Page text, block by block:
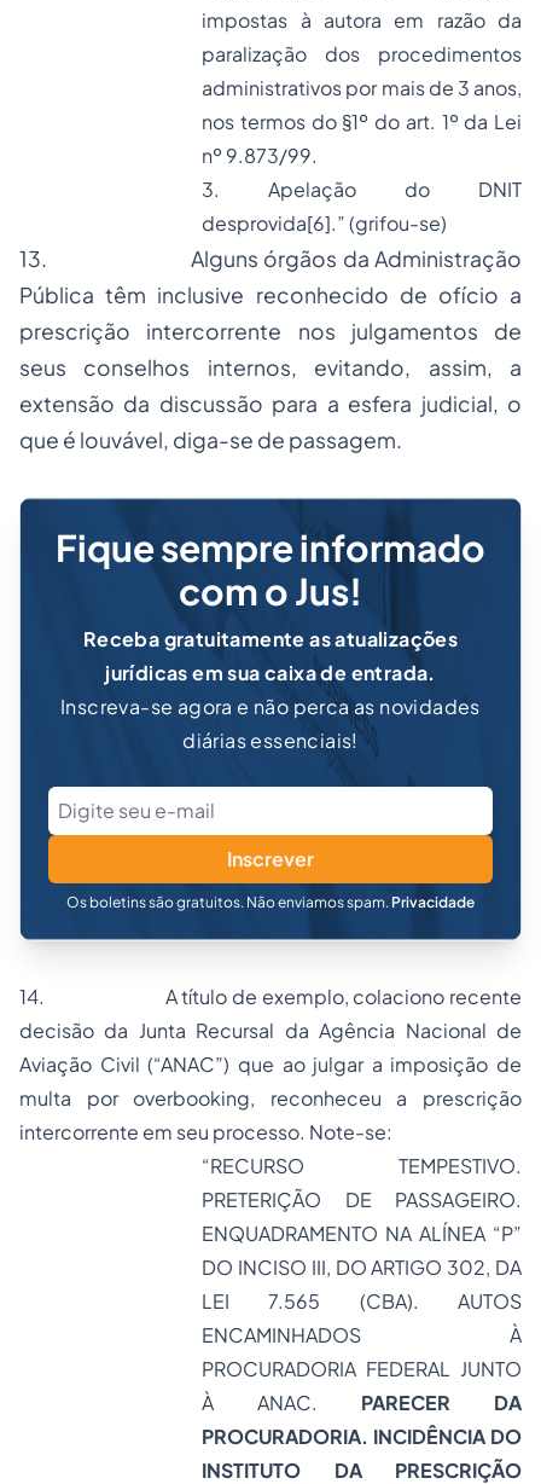
impostas à autora em razão da
paralização dos procedimentos
administrativos por mais de 3 anos,
nos termos do §1º do art. 1º da Lei
nº 9.873/99.
3. Apelação do DNIT
desprovida[6].” (grifou-se)
13. Alguns órgãos da Administração
Pública têm inclusive reconhecido de ofício a
prescrição intercorrente nos julgamentos de
seus conselhos internos, evitando, assim, a
extensão da discussão para a esfera judicial, o
que é louvável, diga-se de passagem.
Fique sempre informado
com o Jus!
Receba gratuitamente as atualizações
jurídicas em sua caixa de entrada.
Inscreva-se agora e não perca as novidades
diárias essenciais!
Inscrever
Os boletins são gratuitos. Não enviamos spam. Privacidade
14. A título de exemplo, colaciono recente
decisão da Junta Recursal da Agência Nacional de
Aviação Civil (“ANAC”) que ao julgar a imposição de
multa poroverbooking, reconheceu a prescrição
intercorrente em seu processo. Note-se:
“RECURSO TEMPESTIVO.
PRETERIÇÃO DE PASSAGEIRO.
ENQUADRAMENTO NA ALÍNEA “P”
DO INCISO III, DO ARTIGO 302, DA
LEI 7.565 (CBA). AUTOS
ENCAMINHADOS À
PROCURADORIA FEDERAL JUNTO
À ANAC. PARECER DA
PROCURADORIA. INCIDÊNCIA DO
INSTITUTO DA PRESCRIÇÃO